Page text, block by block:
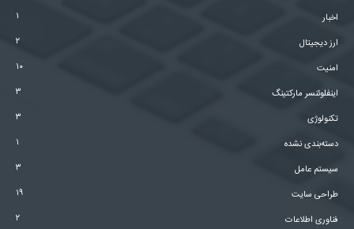
اخبار
۱
ارز دیجیتال
۲
امنیت
۱۰
اینفلوئنسر مارکتینگ
۳
تکنولوژی
۳
دسته‌بندی نشده
۱
سیستم عامل
۳
طراحی سایت
۱۹
فناوری اطلاعات
۲